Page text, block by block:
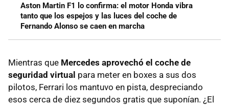
Aston Martin F1 lo confirma: el motor Honda vibra
tanto que los espejos y las luces del coche de
Fernando Alonso se caen en marcha
Mientras que Mercedes aprovechó el coche de
seguridad virtual para meter en boxes a sus dos
pilotos, Ferrari los mantuvo en pista, despreciando
esos cerca de diez segundos gratis que suponían. ¿El